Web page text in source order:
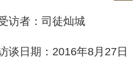
访者：司徒灿城
谈日期：2016年8月27日